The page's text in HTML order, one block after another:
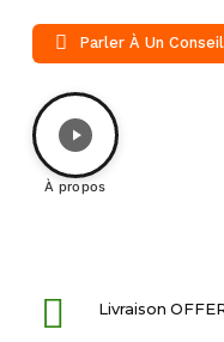
Parler À Un
À propos
Livraison